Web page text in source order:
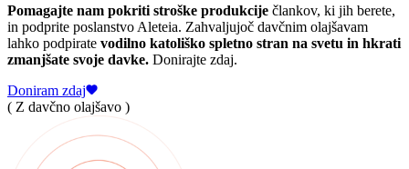
Pomagajte nam pokriti stroške produkcije člankov, ki jih berete,
in podprite poslanstvo Aleteia. Zahvaljujoč davčnim olajšavam
lahko podpirate vodilno katoliško spletno stran na svetu in hkrati
zmanjšate svoje davke. Donirajte zdaj.
Doniram zdaj
( Z davčno olajšavo )